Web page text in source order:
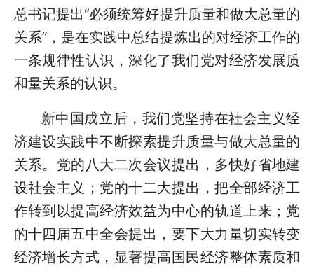
总书记提出“必须统筹好提升质量和做大总量的
关系”，是在实践中总结提炼出的对经济工作的
一条规律性认识，深化了我们党对经济发展质
和量关系的认识。
新中国成立后，我们党坚持在社会主义经
济建设实践中不断探索提升质量与做大总量的
关系。党的八大二次会议提出，多快好省地建
设社会主义；党的十二大提出，把全部经济工
作转到以提高经济效益为中心的轨道上来；党
的十四届五中全会提出，要下大力量切实转变
经济增长方式，显著提高国民经济整体素质和